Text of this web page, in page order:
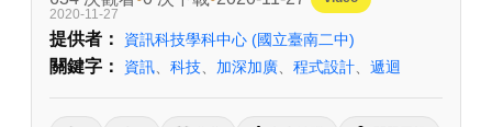
2020-11-27
提供者： 資訊科技學科中心 (國立臺南二中)
關鍵字： 資訊 科技 加深加廣 程式設計 遞迴